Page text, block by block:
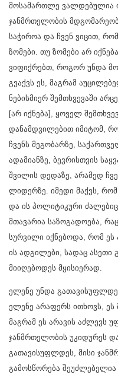
მოსამართლე ვალდებულია
ჯანმრთელობის
საჭიროა და ჩვენ ვიცით,
ზომები. თუ ზომები არ
ვიფიქრებთ, როგორ უნდა
გვაქვს ეს, მაგრამ
ნებისმიერ შემთხვევაში
[არ იქნება], ყოველ
დანამდვილებით იმიტომ,
ჩვენს მეგობარზე,
ადამიანზე, ბევრისთვის
შვილის დედაზე, არამედ
ლიდერზე. იმედი მაქვს,
და ის პოლიტიკური
მთავარია საზოგადოება,
სურვილი იქნებოდა, რომ
ის ადგილები, სადაც ასეთი
მიიღებოდეს მყისიერად.
ელენე უნდა
ელენე არაფერს ითხოვს, ეს
მაგრამ ეს არავის აძლევს
ჯანმრთელობის უკიდურეს
გათავისუფლდეს, მისი
გამოსწორება შეუძლებელია